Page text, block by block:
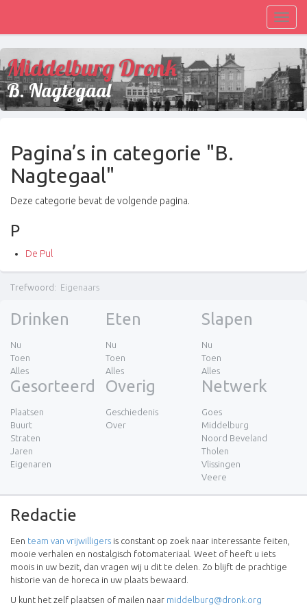
Middelburg Dronk
B. Nagtegaal
Pagina’s in categorie "B.
Nagtegaal"
Deze categorie bevat de volgende pagina.
P
De Pul
Trefwoord: Eigenaars
Drinken
Nu
Toen
Alles
Eten
Nu
Toen
Alles
Slapen
Nu
Toen
Alles
Gesorteerd
Plaatsen
Buurt
Straten
Jaren
Eigenaren
Overig
Geschiedenis
Over
Netwerk
Goes
Middelburg
Noord Beveland
Tholen
Vlissingen
Veere
Redactie
Een team van vrijwilligers is constant op zoek naar interessante feiten,
mooie verhalen en nostalgisch fotomateriaal. Weet of heeft u iets
moois in uw bezit, dan vragen wij u dit te delen. Zo blijft de prachtige
historie van de horeca in uw plaats bewaard.
U kunt het zelf plaatsen of mailen naar middelburg@dronk.org